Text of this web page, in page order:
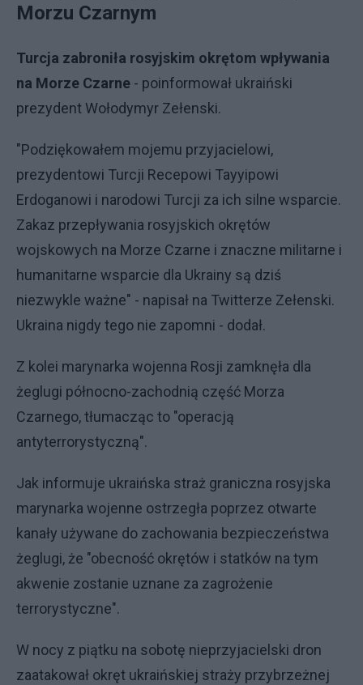
Morzu Czarnym
Turcja zabroniła rosyjskim okrętom wpływania
na Morze Czarne - poinformował ukraiński
prezydent Wołodymyr Zełenski.
"Podziękowałem mojemu przyjacielowi,
prezydentowi Turcji Recepowi Tayyipowi
Erdoganowi i narodowi Turcji za ich silne wsparcie.
Zakaz przepływania rosyjskich okrętów
wojskowych na Morze Czarne i znaczne militarne i
humanitarne wsparcie dla Ukrainy są dziś
niezwykle ważne" - napisał na Twitterze Zełenski.
Ukraina nigdy tego nie zapomni - dodał.
Z kolei marynarka wojenna Rosji zamknęła dla
żeglugi północno-zachodnią część Morza
Czarnego, tłumacząc to "operacją
antyterrorystyczną".
Jak informuje ukraińska straż graniczna rosyjska
marynarka wojenne ostrzegła poprzez otwarte
kanały używane do zachowania bezpieczeństwa
żeglugi, że "obecność okrętów i statków na tym
akwenie zostanie uznane za zagrożenie
terrorystyczne".
W nocy z piątku na sobotę nieprzyjacielski dron
zaatakował okręt ukraińskiej straży przybrzeżnej